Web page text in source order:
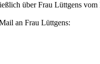
über Frau Lüttgens
an Frau Lüttgens: